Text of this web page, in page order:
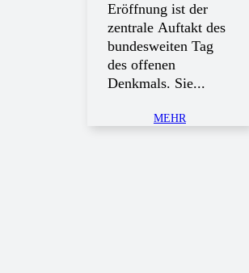
Eröffnung ist der
zentrale Auftakt des
bundesweiten Tag
des offenen
Denkmals. Sie...
MEHR